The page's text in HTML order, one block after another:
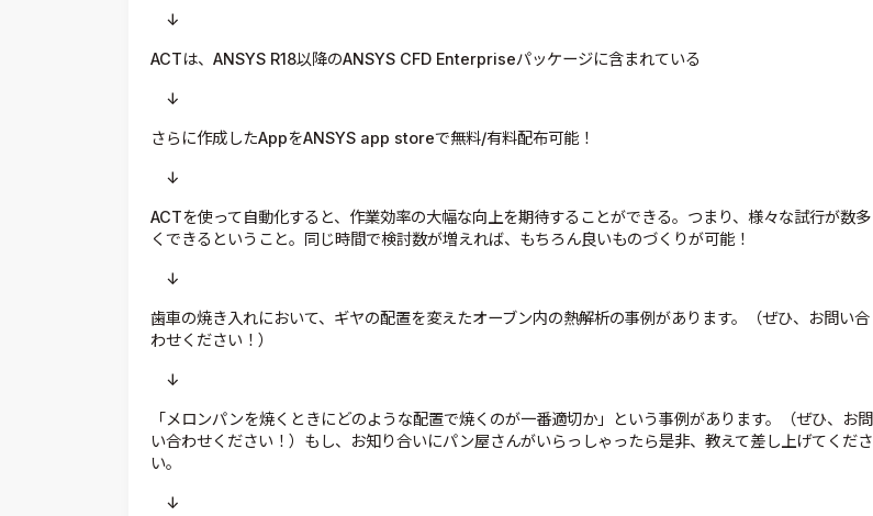
↓
ACTは、ANSYS R18以降のANSYS CFD Enterpriseパッケージに含まれている
↓
さらに作成したAppをANSYS app storeで無料/有料配布可能！
↓
ACTを使って自動化すると、作業効率の大幅な向上を期待することができる。つまり、様々な試行が数多
くできるということ。同じ時間で検討数が増えれば、もちろん良いものづくりが可能！
↓
歯車の焼き入れにおいて、ギヤの配置を変えたオーブン内の熱解析の事例があります。（ぜひ、お問い合
わせください！）
↓
「メロンパンを焼くときにどのような配置で焼くのが一番適切か」という事例があります。（ぜひ、お問
い合わせください！）もし、お知り合いにパン屋さんがいらっしゃったら是非、教えて差し上げてくださ
い。
↓